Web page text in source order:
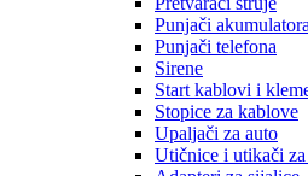
Punjači akumulatora
Punjači telefona
Sirene
Start kablovi i
Stopice za kablove
Upaljači za auto
Utičnice i utikači za